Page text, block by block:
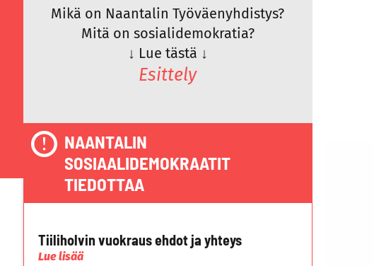
Mikä on Naantalin Työväenyhdistys?
Mitä on sosialidemokratia?
↓ Lue tästä ↓
Esittely
NAANTALIN
SOSIAALIDEMOKRAATIT
TIEDOTTAA
Tiiliholvin vuokraus ehdot ja yhteys
Lue lisää